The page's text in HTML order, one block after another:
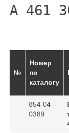
A 461
№
Номер
по
каталогу
854-04-
0389